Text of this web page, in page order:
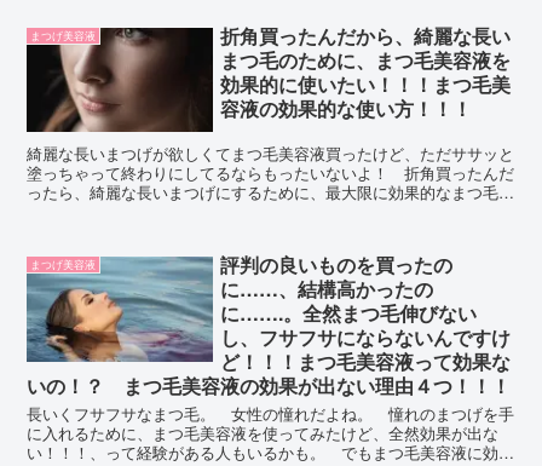
まつげ美容液
折角買ったんだから、綺麗な長い
まつ毛のために、まつ毛美容液を
効果的に使いたい！！！まつ毛美
容液の効果的な使い方！！！
綺麗な長いまつげが欲しくてまつ毛美容液買ったけど、ただササッと
塗っちゃって終わりにしてるならもったいないよ！ 折角買ったんだ
ったら、綺麗な長いまつげにするために、最大限に効果的なまつ毛美
まつげ美容液
評判の良いものを買ったの
に……、結構高かったの
に…….。全然まつ毛伸びない
し、フサフサにならないんですけ
ど！！！まつ毛美容液って効果な
いの！？ まつ毛美容液の効果が出ない理由４つ！！！
長いくフサフサなまつ毛。 女性の憧れだよね。 憧れのまつげを手
に入れるために、まつ毛美容液を使ってみたけど、全然効果が出な
い！！！、って経験がある人もいるかも。 でもまつ毛美容液に効果